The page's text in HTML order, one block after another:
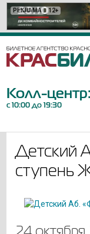
РЕКЛАМА 12+
РЕКЛАМА 12+
РЕКЛАМА 16+
РЕКЛАМА 16+
РЕКЛАМА 6+
РЕКЛАМА 6+
РЕКЛАМА 12+
РЕКЛАМА 12+
РЕКЛАМА 12+
РЕКЛАМА 12+
РЕКЛАМА 6+
РЕКЛАМА 18+
РЕКЛАМА 18+
РЕКЛАМА 12+
РЕКЛАМА 6+
РЕКЛАМА 12+
РЕКЛАМА 12+
РЕКЛАМА 6+
РЕКЛАМА 6+
РЕКЛАМА 0+
Колл-центр:
с 10:00 до 19:30
Детский
ступень